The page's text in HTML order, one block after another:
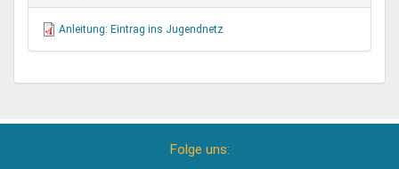
Anleitung: Eintrag ins Jugendnetz
Folge uns: